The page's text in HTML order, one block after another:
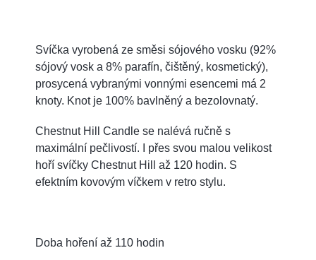
Svíčka vyrobená ze směsi sójového vosku (92%
sójový vosk a 8% parafín, čištěný, kosmetický),
prosycená vybranými vonnými esencemi má 2
knoty. Knot je 100% bavlněný a bezolovnatý.
Chestnut Hill Candle se nalévá ručně s
maximální pečlivostí. I přes svou malou velikost
hoří svíčky Chestnut Hill až 120 hodin. S
efektním kovovým víčkem v retro stylu.
Doba hoření až 110 hodin